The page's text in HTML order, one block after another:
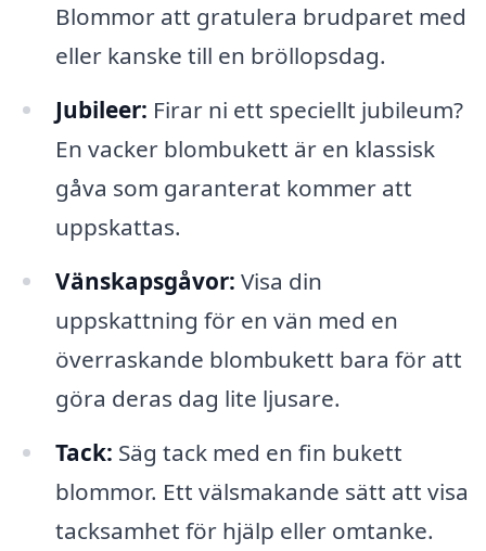
Blommor att gratulera brudparet med
eller kanske till en bröllopsdag.
Jubileer: Firar ni ett speciellt jubileum?
En vacker blombukett är en klassisk
gåva som garanterat kommer att
uppskattas.
Vänskapsgåvor: Visa din
uppskattning för en vän med en
överraskande blombukett bara för att
göra deras dag lite ljusare.
Tack: Säg tack med en fin bukett
blommor. Ett välsmakande sätt att visa
tacksamhet för hjälp eller omtanke.